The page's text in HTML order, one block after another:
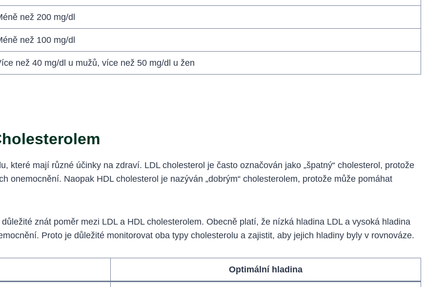
než 200 mg/dl
než 100 mg/dl
než 40 mg/dl u mužů, více než 50 mg/dl u žen
které mají různé účinky na zdraví. LDL cholesterol je často označován jako „špatný“ cholesterol, protože
onemocnění. Naopak HDL cholesterol je nazýván „dobrým“ cholesterolem, protože může pomáhat
znát poměr mezi LDL a HDL cholesterolem. Obecně platí, že nízká hladina LDL a vysoká hladina
Proto je důležité monitorovat oba typy cholesterolu a zajistit, aby jejich hladiny byly v rovnováze.
Optimální hladina